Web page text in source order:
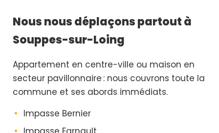
Nous nous déplaçons partout à
Souppes-sur-Loing
Appartement en centre-ville ou maison en
secteur pavillonnaire : nous couvrons toute la
commune et ses abords immédiats.
Impasse Bernier